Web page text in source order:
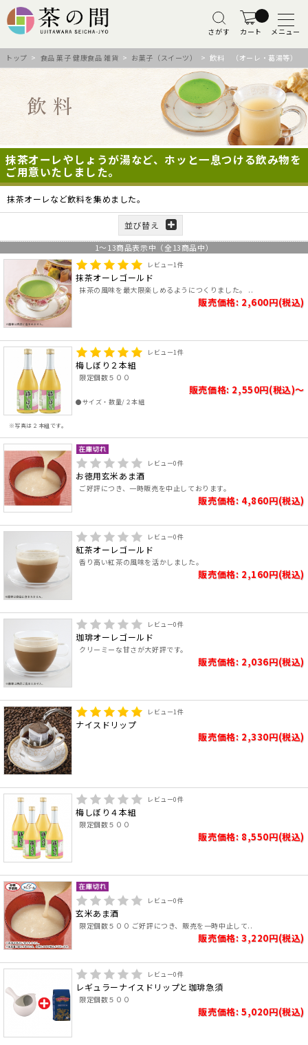
さがす カート メニュー
トップ > 食品 菓子 健康食品 雑貨 > お菓子（スイーツ） > 飲料 （オーレ・葛湯等）
抹茶オーレやしょうが湯など、ホッと一息つける飲み物を
ご用意いたしました。
抹茶オーレなど飲料を集めました。
並び替え
1～ 13商品表示中（全 13商品中）
レビュー1件
抹茶オーレゴールド
抹茶の風味を最大限楽しめるようにつくりました。 ..
販売価格: 2,600円(税込)
※写真は２本組です。
レビュー1件
梅しぼり２本組
限定個数５００
販売価格: 2,550円(税込)～
●サイズ・数量/２本組
レビュー0件
お徳用玄米あま酒
ご好評につき、一時販売を中止しております。
販売価格: 4,860円(税込)
レビュー0件
紅茶オーレゴールド
香り高い紅茶の風味を活かしました。
販売価格: 2,160円(税込)
レビュー0件
珈琲オーレゴールド
クリーミーな甘さが大好評です。
販売価格: 2,036円(税込)
レビュー1件
ナイスドリップ
販売価格: 2,330円(税込)
レビュー0件
梅しぼり４本組
限定個数５００
販売価格: 8,550円(税込)
レビュー0件
玄米あま酒
限定個数５００ ご好評につき、販売を一時中止して..
販売価格: 3,220円(税込)
レビュー0件
レギュラーナイスドリップと珈琲急須
限定個数５００
販売価格: 5,020円(税込)